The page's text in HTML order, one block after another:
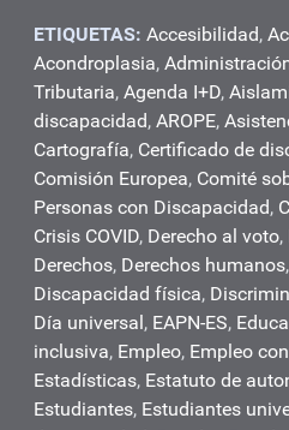
ETIQUETAS: Accesibilidad,
Acondroplasia,
Tributaria, Agenda I+D,
discapacidad, AROPE,
Cartografía, Certificado de
Comisión Europea, Comité
Personas con Discapacidad,
Crisis COVID, Derecho al voto,
Derechos, Derechos humanos,
Discapacidad física,
Día universal, EAPN-ES,
inclusiva, Empleo, Empleo
Estadísticas, Estatuto de
Estudiantes, Estudiantes